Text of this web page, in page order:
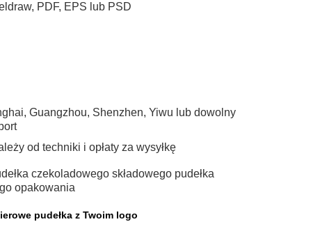
PDF, EPS lub PSD
Guangzhou, Shenzhen, Yiwu lub dowolny
od techniki i opłaty za wysyłkę
czekoladowego składowego pudełka
opakowania
pudełka z Twoim logo